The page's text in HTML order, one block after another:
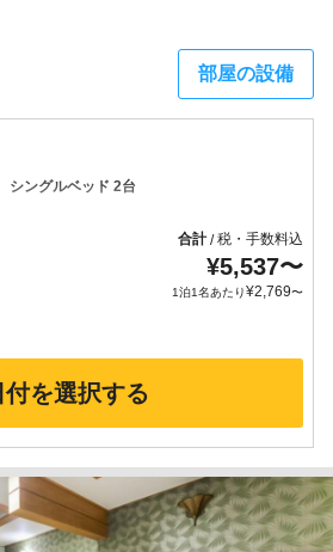
部屋の設備
シングルベッド 2台
合計/税・手数料込
¥5,537〜
1泊1名あたり¥2,769〜
付を選択する